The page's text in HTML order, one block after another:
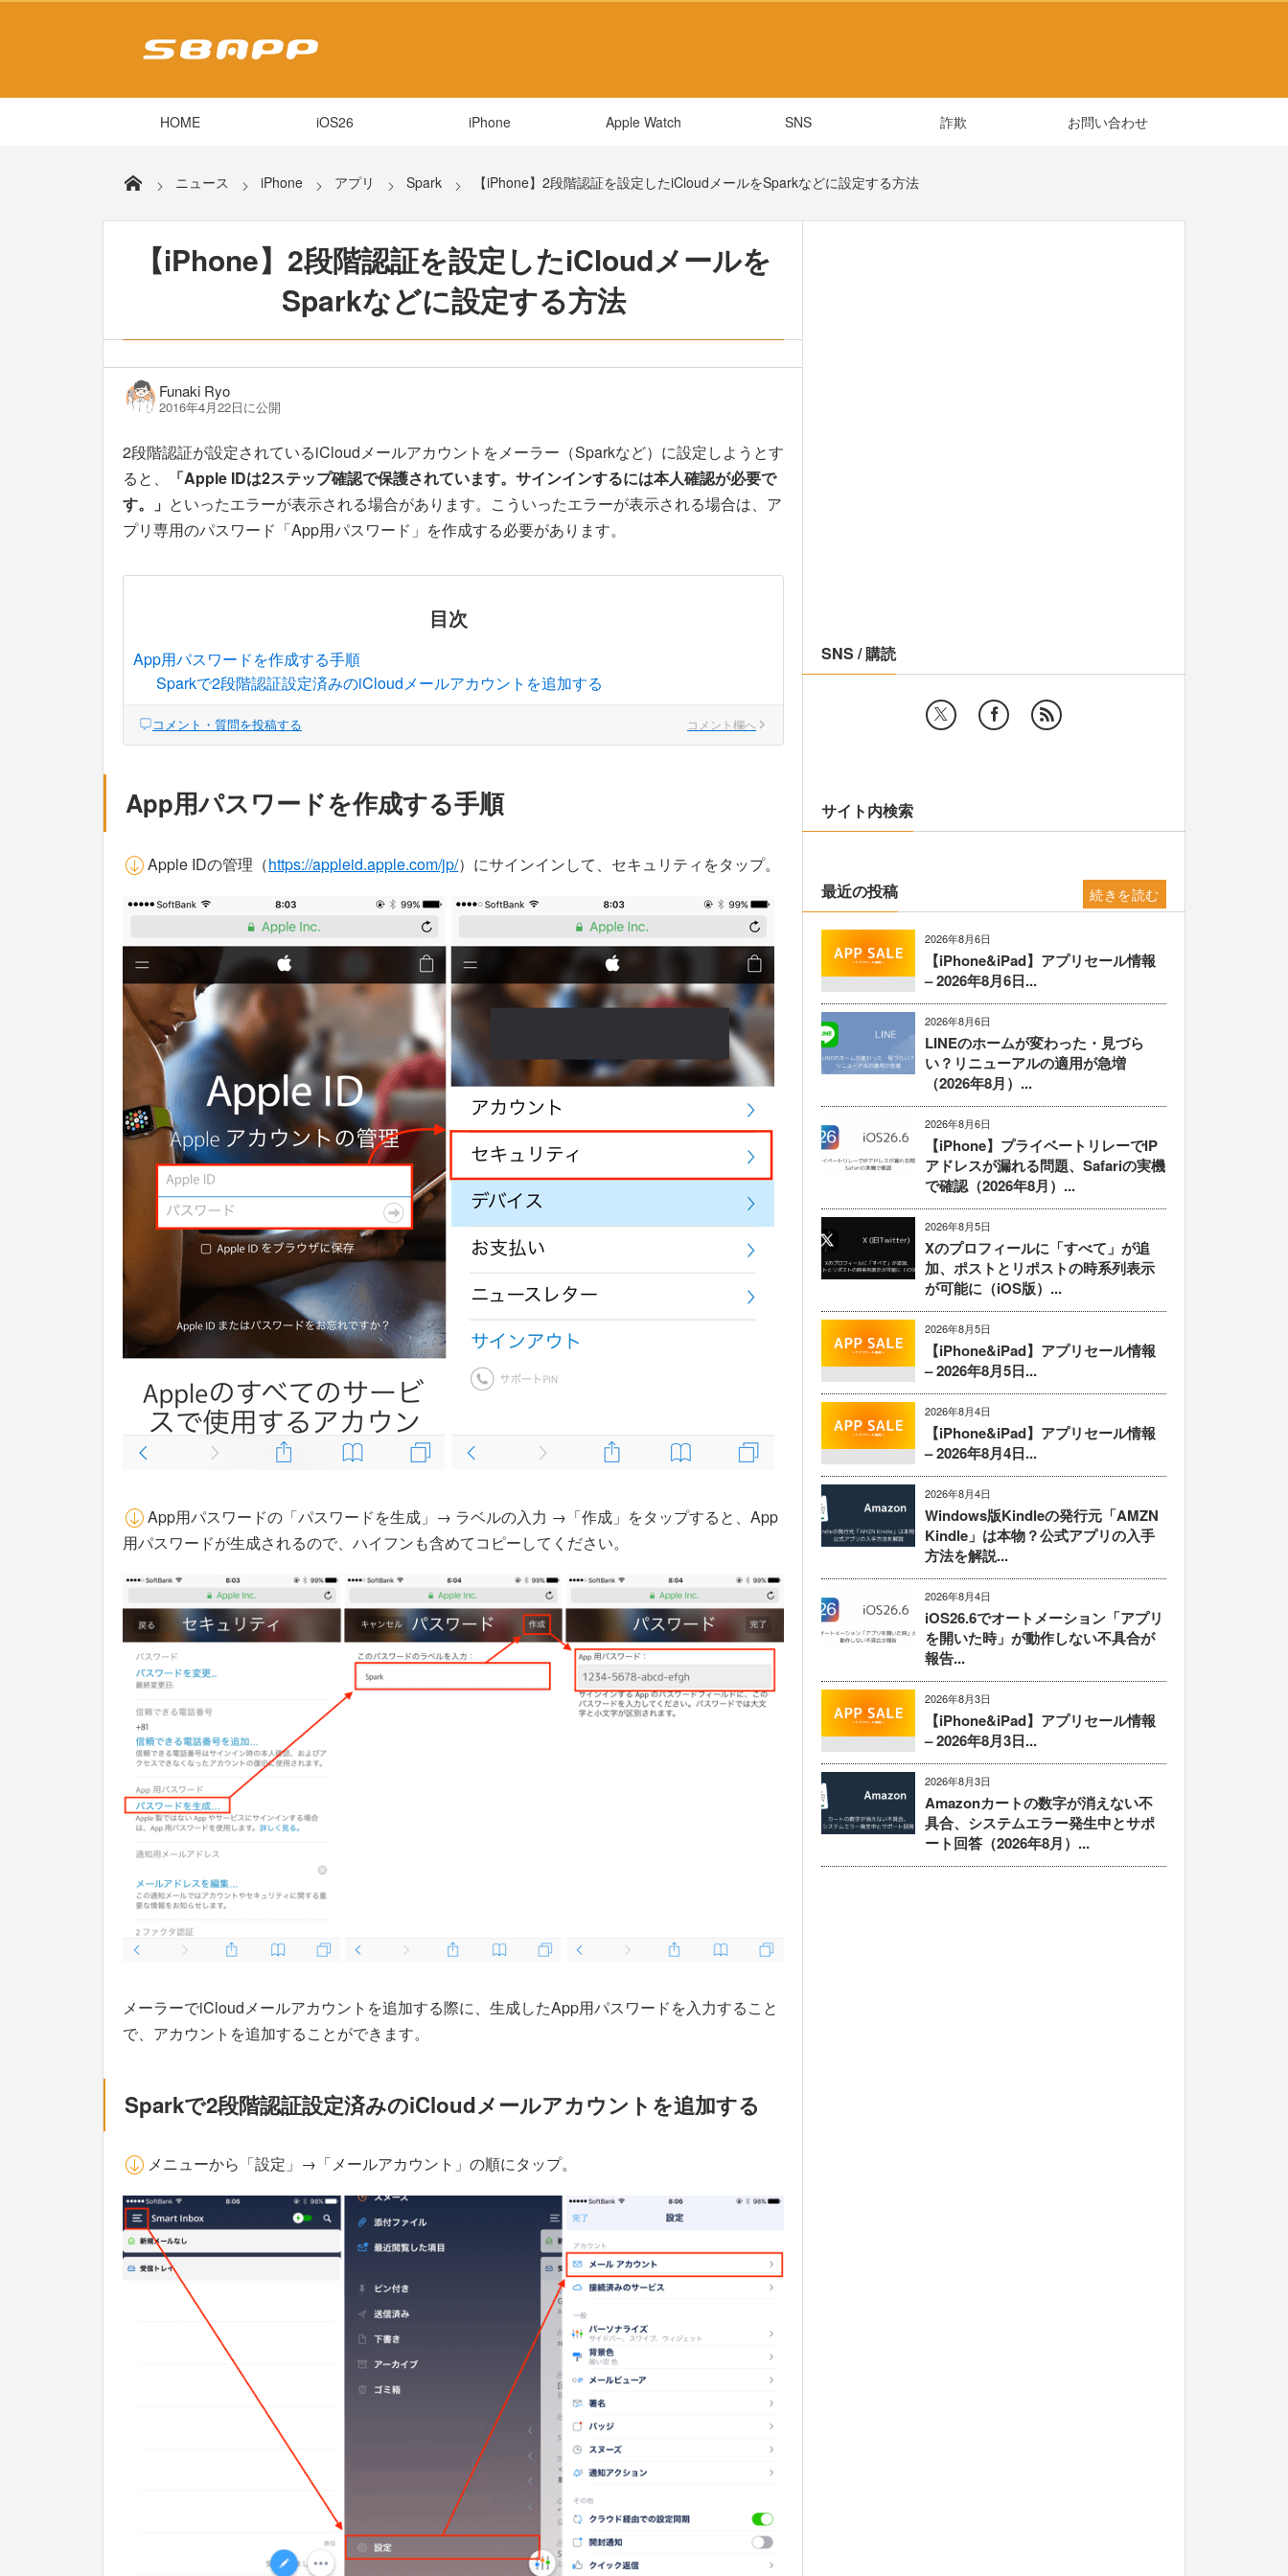
HOME iOS26 iPhone Apple Watch SNS 詐欺 お問い合わせ
ニュース iPhone アプリ Spark 【iPhone】2段階認証を設定したiCloudメールをSparkなどに設定する方法
【iPhone】2段階認証を設定したiCloudメールを
Sparkなどに設定する方法
Funaki Ryo
2016年4月22日に公開
2段階認証が設定されているiCloudメールアカウントをメーラー（Sparkなど）に設定しようとす
ると、
「Apple IDは2ステップ確認で保護されています。サインインするには本人確認が必要で
す。」 といったエラーが表示される場合があります。こういったエラーが表示される場合は、ア
プリ専用のパスワード「App用パスワード」を作成する必要があります。
目次
App用パスワードを作成する手順
Sparkで2段階認証設定済みのiCloudメールアカウントを追加する
コメント・質問を投稿する コメント欄へ
App用パスワードを作成する手順
Apple IDの管理（https://appleid.apple.com/jp/）にサインインして、セキュリティをタップ。
App用パスワードの「パスワードを生成」→ ラベルの入力 →「作成」をタップすると、App
用パスワードが生成されるので、ハイフンも含めてコピーしてください。
メーラーでiCloudメールアカウントを追加する際に、生成したApp用パスワードを入力すること
で、アカウントを追加することができます。
Sparkで2段階認証設定済みのiCloudメールアカウントを追加する
メニューから「設定」→「メールアカウント」の順にタップ。
SNS / 購読
サイト内検索
最近の投稿
2026年8月6日
【iPhone&iPad】アプリセール情報
– 2026年8月6日...
2026年8月6日
LINEのホームが変わった・見づら
い？リニューアルの適用が急増
（2026年8月）...
2026年8月6日
【iPhone】プライベートリレーでIP
アドレスが漏れる問題、Safariの実機
で確認（2026年8月）...
2026年8月5日
Xのプロフィールに「すべて」が追
加、ポストとリポストの時系列表示
が可能に（iOS版）...
2026年8月5日
【iPhone&iPad】アプリセール情報
– 2026年8月5日...
2026年8月4日
【iPhone&iPad】アプリセール情報
– 2026年8月4日...
2026年8月4日
Windows版Kindleの発行元「AMZN
Kindle」は本物？公式アプリの入手
方法を解説...
2026年8月4日
iOS26.6でオートメーション「アプリ
を開いた時」が動作しない不具合が
報告...
2026年8月3日
【iPhone&iPad】アプリセール情報
– 2026年8月3日...
2026年8月3日
Amazonカートの数字が消えない不
具合、システムエラー発生中とサポ
ート回答（2026年8月）...
続きを読む